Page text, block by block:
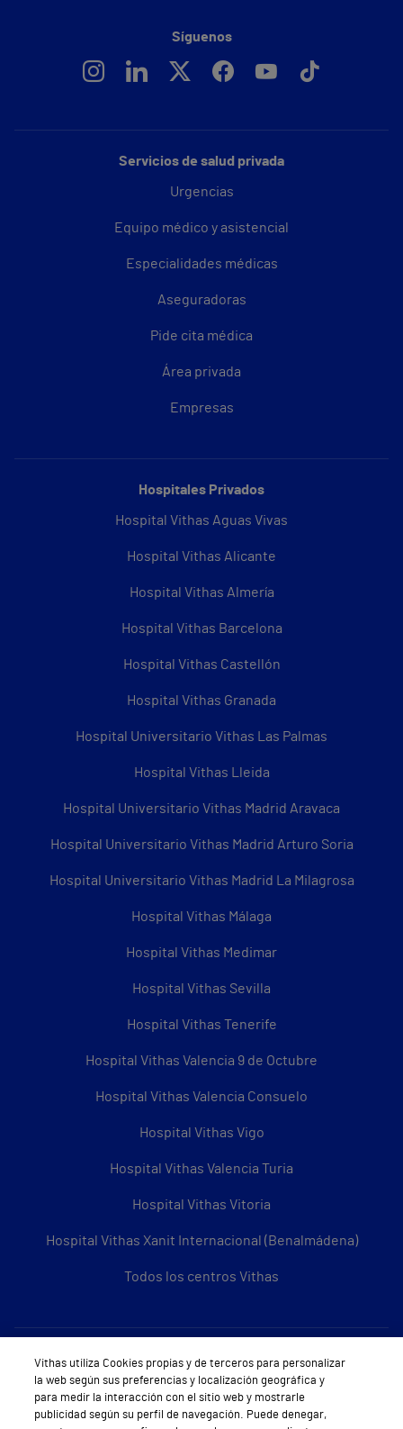
Servicios de salud privada
Urgencias
Equipo médico y asistencial
Especialidades médicas
Aseguradoras
Pide cita médica
Área privada
Empresas
Hospitales Privados
Hospital Vithas Aguas Vivas
Hospital Vithas Alicante
Hospital Vithas Almería
Hospital Vithas Barcelona
Hospital Vithas Castellón
Hospital Vithas Granada
Hospital Universitario Vithas Las Palmas
Hospital Vithas Lleida
Hospital Universitario Vithas Madrid Aravaca
Hospital Universitario Vithas Madrid Arturo Soria
Hospital Universitario Vithas Madrid La Milagrosa
Hospital Vithas Málaga
Hospital Vithas Medimar
Hospital Vithas Sevilla
Hospital Vithas Tenerife
Hospital Vithas Valencia 9 de Octubre
Hospital Vithas Valencia Consuelo
Hospital Vithas Vigo
Hospital Vithas Valencia Turia
Hospital Vithas Vitoria
Hospital Vithas Xanit Internacional (Benalmádena)
Todos los centros Vithas
Sobre Vithas
Quiénes somos
Trabajar en Vithas
Síguenos
Vithas utiliza Cookies propias y de terceros para personalizar
la web según sus preferencias y localización geográfica y
para medir la interacción con el sitio web y mostrarle
publicidad según su perfil de navegación. Puede denegar,